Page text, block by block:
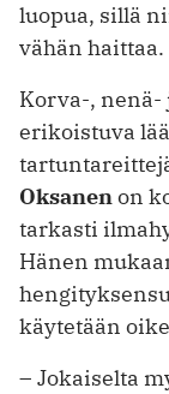
luopua, sillä
vähän haittaa.
Korva-,
erikoistuva
Oksanenon
tarkasti
Hänen
käytetään
– Jokaiselta